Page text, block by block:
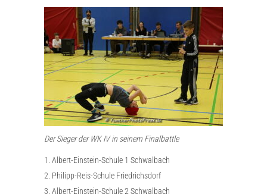
Der Sieger der WK IV in seinem Finalbattle
1. Albert-Einstein-Schule 1 Schwalbach
2. Philipp-Reis-Schule Friedrichsdorf
3. Albert-Einstein-Schule 2 Schwalbach